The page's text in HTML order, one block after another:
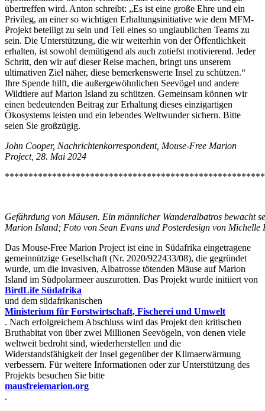
übertreffen wird. Anton schreibt: „Es ist eine große Ehre und ein
Privileg, an einer so wichtigen Erhaltungsinitiative wie dem MFM-
Projekt beteiligt zu sein und Teil eines so unglaublichen Teams zu
sein. Die Unterstützung, die wir weiterhin von der Öffentlichkeit
erhalten, ist sowohl demütigend als auch zutiefst motivierend. Jeder
Schritt, den wir auf dieser Reise machen, bringt uns unserem
ultimativen Ziel näher, diese bemerkenswerte Insel zu schützen.“
Ihre Spende hilft, die außergewöhnlichen Seevögel und andere
Wildtiere auf Marion Island zu schützen. Gemeinsam können wir
einen bedeutenden Beitrag zur Erhaltung dieses einzigartigen
Ökosystems leisten und ein lebendes Weltwunder sichern. Bitte
seien Sie großzügig.
John Cooper, Nachrichtenkorrespondent, Mouse-Free Marion
Project, 28. Mai 2024
Gefährdung von Mäusen. Ein männlicher Wanderalbatros bewacht
Marion Island; Foto von Sean Evans und Posterdesign von Michelle
Das Mouse-Free Marion Project ist eine in Südafrika eingetragene
gemeinnützige Gesellschaft (Nr. 2020/922433/08), die gegründet
wurde, um die invasiven, Albatrosse tötenden Mäuse auf Marion
Island im Südpolarmeer auszurotten. Das Projekt wurde initiiert von
BirdLife Südafrika
und dem südafrikanischen
Ministerium für Forstwirtschaft, Fischerei und Umwelt
. Nach erfolgreichem Abschluss wird das Projekt den kritischen
Bruthabitat von über zwei Millionen Seevögeln, von denen viele
weltweit bedroht sind, wiederherstellen und die
Widerstandsfähigkeit der Insel gegenüber der Klimaerwärmung
verbessern. Für weitere Informationen oder zur Unterstützung des
Projekts besuchen Sie bitte
mausfreiemarion.org
.